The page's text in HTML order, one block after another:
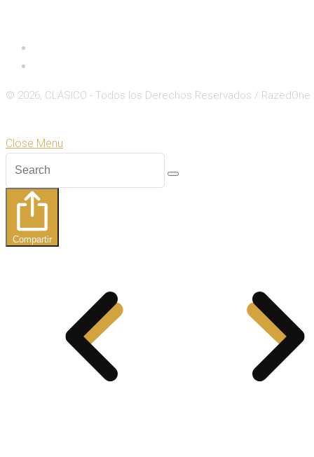
© 2026, CLÁSICO - Todos los Derechos Reservados / RazedOne
Close Menu
Compartir